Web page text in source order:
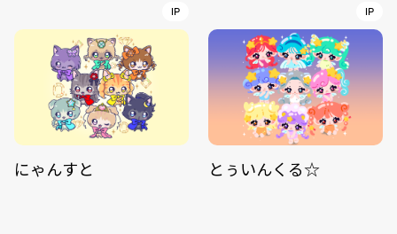
IP
にゃんすと
IP
とぅいんくる☆